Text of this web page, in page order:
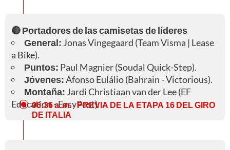
🔴 Portadores de las camisetas de líderes
General: Jonas Vingegaard (Team Visma | Lease
a Bike).
Puntos: Paul Magnier (Soudal Quick-Step).
Jóvenes:Afonso Eulálio (Bahrain - Victorious).
Montaña: Jardi Christiaan van der Lee (EF
Education - EasyPost).
06:36 a. m.- PREVIA DE LA ETAPA 16 DEL GIRO
DE ITALIA